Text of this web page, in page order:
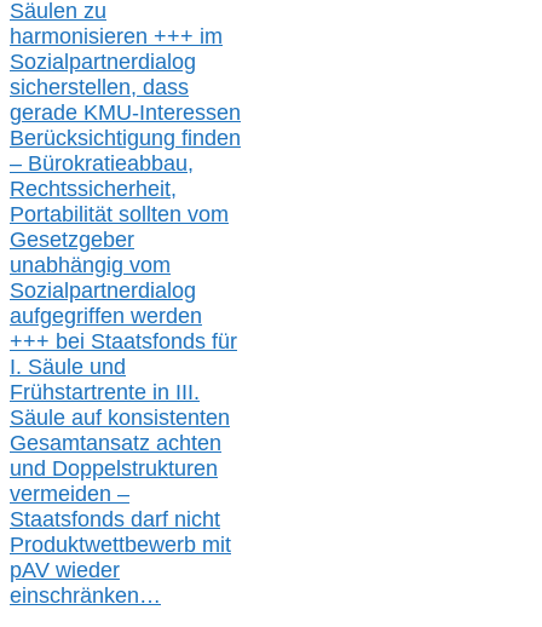
Säulen zu
harmonisieren +++ im
Sozialpartnerdialog
sicherstellen, dass
gerade KMU-Interessen
Berücksichtigung finden
– Bürokratieabbau,
Rechtssicherheit,
Portabilität sollten vom
Gesetzgeber
unabhängig vom
Sozialpartnerdialog
aufgegriffen werden
+++ bei Staatsfonds für
I. Säule und
Frühstartrente in III.
Säule auf konsistenten
Gesamtansatz achten
und Doppelstrukturen
vermeiden –
Staatsfonds darf nicht
Produktwettbewerb mit
pAV wieder
einschränken…